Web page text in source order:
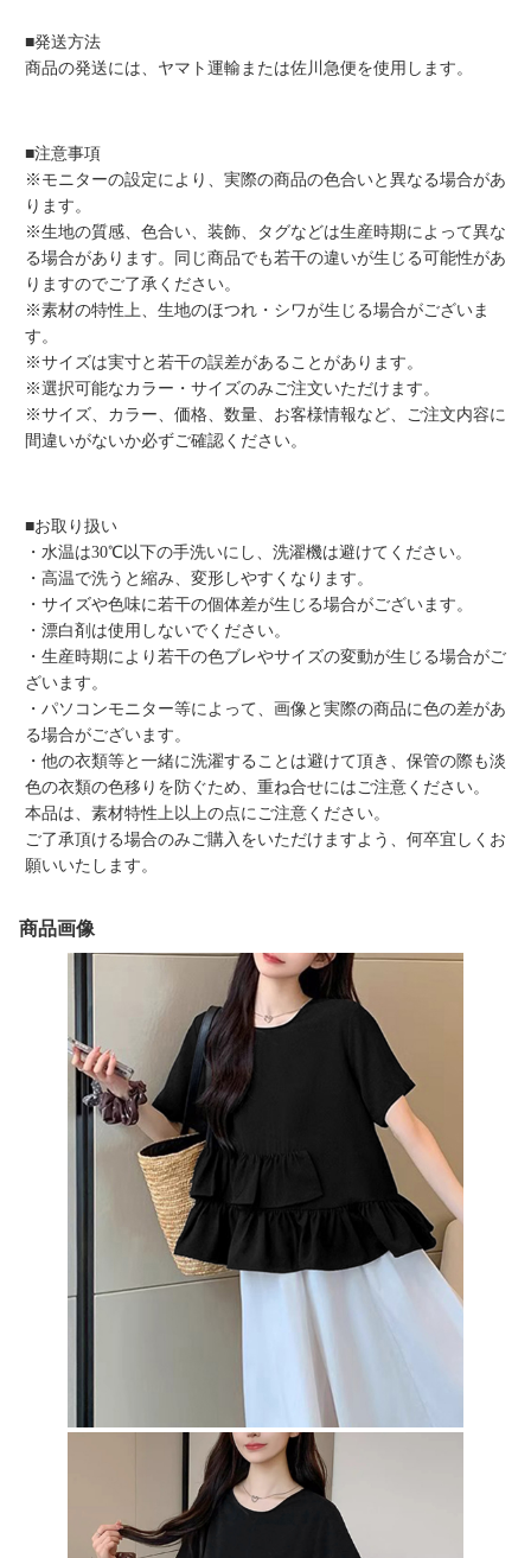
■発送方法
商品の発送には、ヤマト運輸または佐川急便を使用します。
■注意事項
※モニターの設定により、実際の商品の色合いと異なる場合があ
ります。
※生地の質感、色合い、装飾、タグなどは生産時期によって異な
る場合があります。同じ商品でも若干の違いが生じる可能性があ
りますのでご了承ください。
※素材の特性上、生地のほつれ・シワが生じる場合がございま
す。
※サイズは実寸と若干の誤差があることがあります。
※選択可能なカラー・サイズのみご注文いただけます。
※サイズ、カラー、価格、数量、お客様情報など、ご注文内容に
間違いがないか必ずご確認ください。
■お取り扱い
・水温は30℃以下の手洗いにし、洗濯機は避けてください。
・高温で洗うと縮み、変形しやすくなります。
・サイズや色味に若干の個体差が生じる場合がございます。
・漂白剤は使用しないでください。
・生産時期により若干の色ブレやサイズの変動が生じる場合がご
ざいます。
・パソコンモニター等によって、画像と実際の商品に色の差があ
る場合がございます。
・他の衣類等と一緒に洗濯することは避けて頂き、保管の際も淡
色の衣類の色移りを防ぐため、重ね合せにはご注意ください。
本品は、素材特性上以上の点にご注意ください。
ご了承頂ける場合のみご購入をいただけますよう、何卒宜しくお
願いいたします。
商品画像